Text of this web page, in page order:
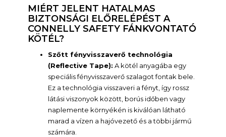
MIÉRT JELENT HATALMAS
BIZTONSÁGI ELŐRELÉPÉST A
CONNELLY SAFETY FÁNKVONTATÓ
KÖTÉL?
Szőtt fényvisszaverő technológia
(Reflective Tape): A kötél anyagába egy
speciális fényvisszaverő szalagot fontak bele.
Ez a technológia visszaveri a fényt, így rossz
látási viszonyok között, borús időben vagy
naplemente környékén is kiválóan látható
marad a vízen a hajóvezető és a többi jármű
számára.